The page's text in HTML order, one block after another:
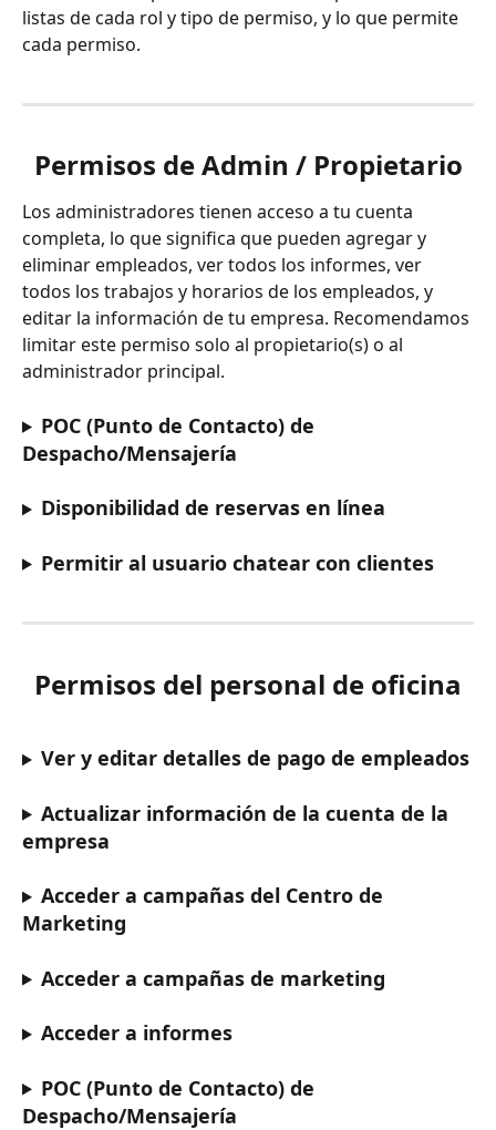
listas de cada rol y tipo de permiso, y lo que permite
cada permiso.
Permisos de Admin / Propietario
Los administradores tienen acceso a tu cuenta
completa, lo que significa que pueden agregar y
eliminar empleados, ver todos los informes, ver
todos los trabajos y horarios de los empleados, y
editar la información de tu empresa. Recomendamos
limitar este permiso solo al propietario(s) o al
administrador principal.
POC (Punto de Contacto) de
Despacho/Mensajería
Disponibilidad de reservas en línea
Permitir al usuario chatear con clientes
Permisos del personal de oficina
Ver y editar detalles de pago de empleados
Actualizar información de la cuenta de la
empresa
Acceder a campañas del Centro de
Marketing
Acceder a campañas de marketing
Acceder a informes
POC (Punto de Contacto) de
Despacho/Mensajería